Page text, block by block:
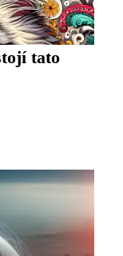
tato